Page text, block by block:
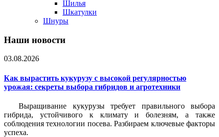
Шилья
Шкатулки
Шнуры
Наши новости
03.08.2026
Как вырастить кукурузу с высокой регулярностью
урожая: секреты выбора гибридов и агротехники
Выращивание кукурузы требует правильного выбора
гибрида, устойчивого к климату и болезням, а также
соблюдения технологии посева. Разбираем ключевые факторы
успеха.